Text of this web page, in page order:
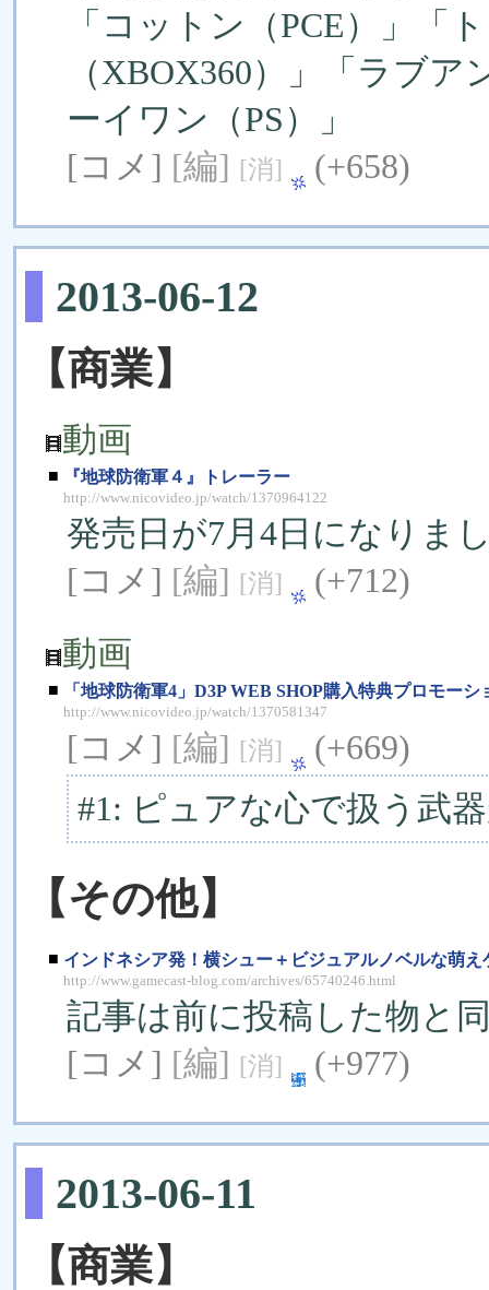
「コットン（PCE）」
（XBOX360）」「ラブ
ーイワン（PS）」
[コメ] [編] [消] (+658)
2013-06-12
【商業】
動画
■ 『地球防衛軍４』トレーラー
http://www.nicovideo.jp/watch/1370964122
発売日が7月4日になりま
[コメ] [編] [消]
(+712)
動画
■ 「地球防衛軍4」D3P WEB SHOP購入特典プロモーシ
http://www.nicovideo.jp/watch/1370581347
[コメ] [編] [消]
(+669)
#1: ピュアな心で扱う武
【その他】
■ インドネシア発！横シュー＋ビジュアルノベルな萌え
http://www.gamecast-blog.com/archives/65740246.html
記事は前に投稿した物と
[コメ] [編] [消] (+977)
2013-06-11
【商業】